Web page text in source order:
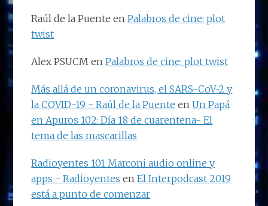
Raúl de la Puente enPalabros de cine: plot
twist
Alex PSUCM enPalabros de cine: plot twist
Más allá de un coronavirus, el SARS-CoV-2 y
la COVID-19 - Raúl de la Puente enUn Papá
en Apuros 102: Día 18 de cuarentena- El
tema de las mascarillas
Radioyentes 101 Marconi audio online y
apps - Radioyentes enEl Interpodcast 2019
está a punto de comenzar